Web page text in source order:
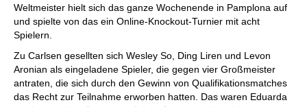
Weltmeister hielt sich das ganze Wochenende in Pamplona auf
und spielte von das ein Online-Knockout-Turnier mit acht
Spielern.
Zu Carlsen gesellten sich Wesley So, Ding Liren und Levon
Aronian als eingeladene Spieler, die gegen vier Großmeister
antraten, die sich durch den Gewinn von Qualifikationsmatches
das Recht zur Teilnahme erworben hatten. Das waren Eduarda